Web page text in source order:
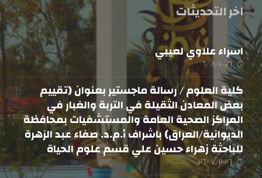
اخر التحديثات
اسراء علاوي لعيبي
٠٦/٠٨/٢٠٢٦
كلية العلوم / رسالة ماجستير بعنوان (تقييم
بعض المعادن الثقيلة في التربة والغبار في
المراكز الصحية العامة والمستشفيات بمحافظة
الديوانية/العراق) باشراف أ.م.د. صفاء عبد الزهرة
للباحثة زهراء حسين علي قسم علوم الحياة
٢٦/٠٧/٢٠٢٦